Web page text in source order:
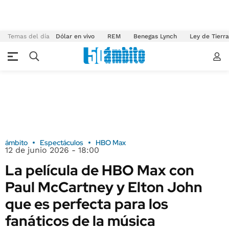
Temas del día Dólar en vivo REM Benegas Lynch Ley de
ámbito Espectáculos HBO Max
12 de junio 2026 - 18:00
La película de HBO Max con
Paul McCartney y Elton John
que es perfecta para los
fanáticos de la música